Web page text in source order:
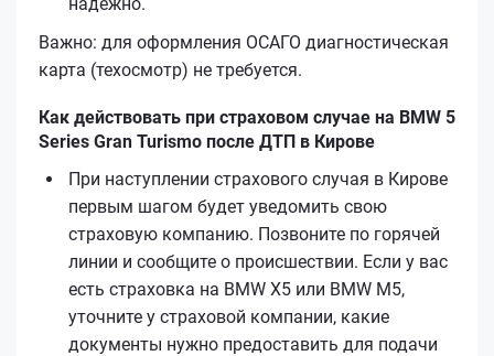
Важно: для оформления ОСАГО диагностическая
карта (техосмотр) не требуется.
Как действовать при страховом случае на BMW 5
Series Gran Turismo после ДТП в Кирове
При наступлении страхового случая в Кирове
первым шагом будет уведомить свою
страховую компанию. Позвоните по горячей
линии и сообщите о происшествии. Если у вас
есть страховка на BMW X5 или BMW M5,
уточните у страховой компании, какие
документы нужно предоставить для подачи